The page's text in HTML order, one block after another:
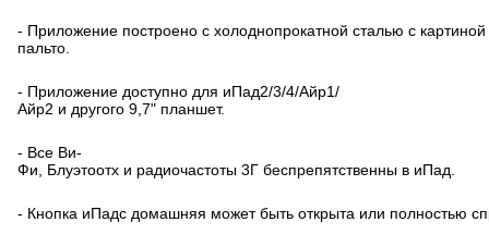
- Приложение построено с холоднопрокатной сталью с
пальто.
- Приложение доступно для иПад2/3/4/Айр1/
Айр2 и другого 9,7" планшет.
- Все Ви-
Фи, Блуэтоотх и радиочастоты 3Г беспрепятственны в иПад.
- Кнопка иПадс домашняя может быть открыта или полностью